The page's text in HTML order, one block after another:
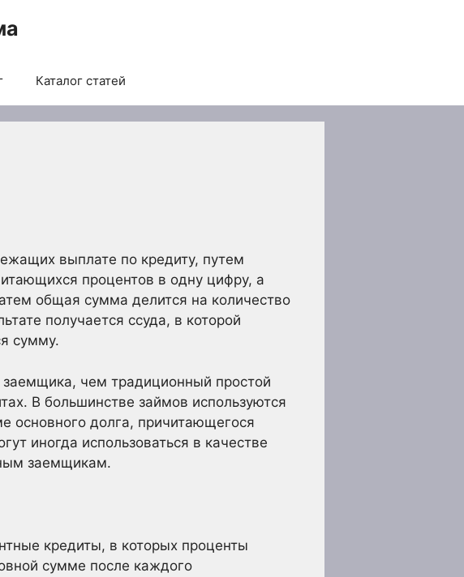
Каталог статей
выплате по кредиту, путем
процентов в одну цифру, а
общая сумма делится на количество
получается ссуда, в которой
сумму.
чем традиционный простой
В большинстве займов используются
основного долга, причитающегося
иногда использоваться в качестве
заемщикам.
кредиты, в которых проценты
сумме после каждого